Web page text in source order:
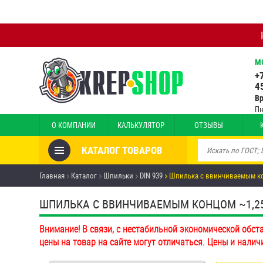
О КОМПАНИИ КАЛЬКУЛЯТОР ОТЗЫВЫ
КАТАЛОГ ТОВАРОВ
Товары со скидкой
Анкеры
Антивандальный крепёж,
инструмент
Болты и винты
Главная Каталог Шпильки DIN 939 Шпилька c ввинчиваемым
ШПИЛЬКА C ВВИНЧИВАЕМЫМ КОНЦОМ
Внимание! В связи, с нестабильной экономической
цены на товар на сайте могут отличаться. Цены и